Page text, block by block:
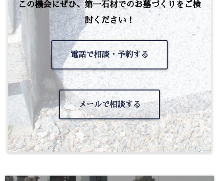
この機会にぜひ、第一石材でのお墓づくりをご検
討ください！
電話で相談・予約する
メールで相談する